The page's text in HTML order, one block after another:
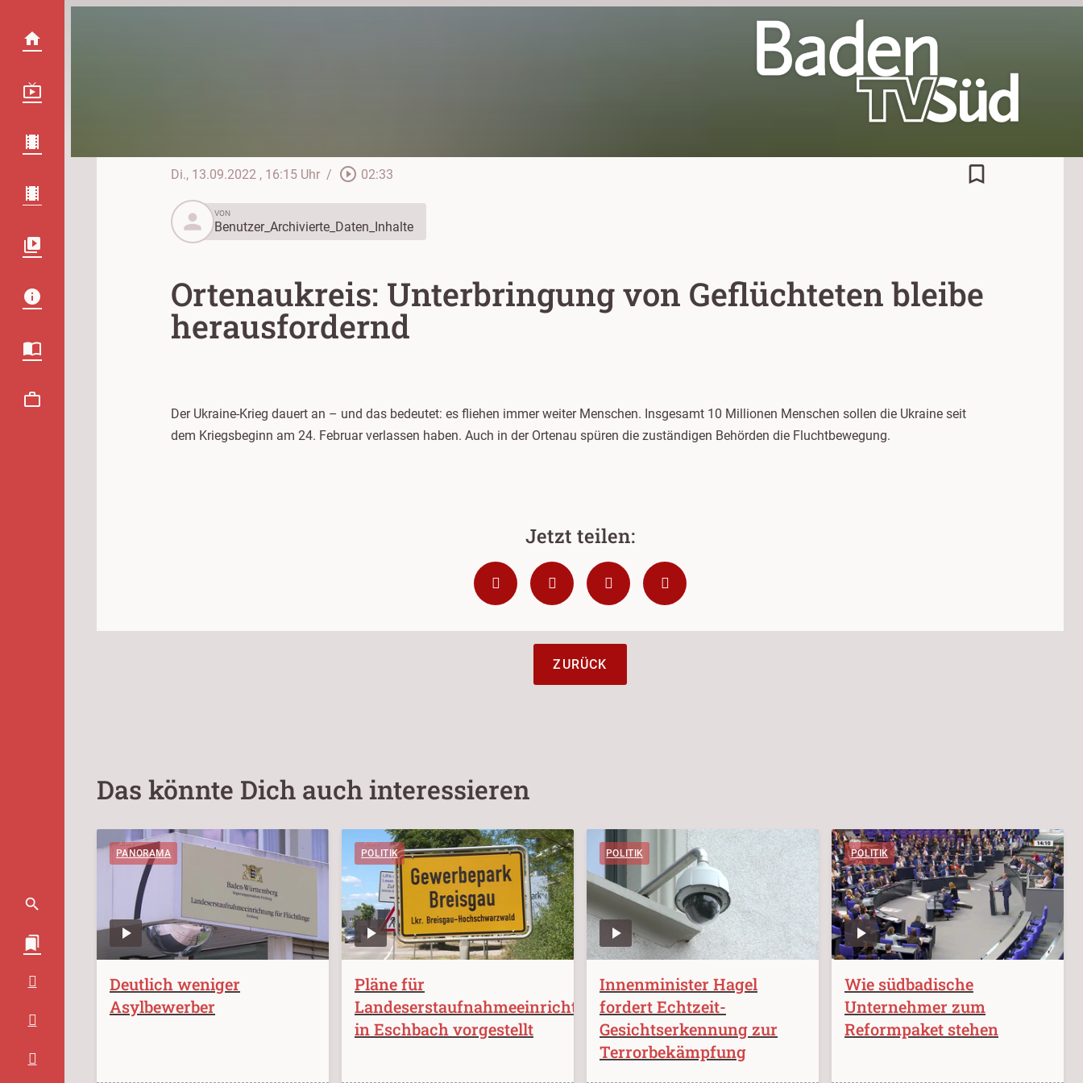
Di., 13.09.2022 , 16:15 Uhr / play_circle_outline 02:33
bookmark_border
person
VON
Benutzer_Archivierte_Daten_Inhalte
Ortenaukreis: Unterbringung von Geflüchteten bleibe
herausfordernd
Der Ukraine-Krieg dauert an – und das bedeutet: es fliehen immer weiter Menschen. Insgesamt 10 Millionen Menschen sollen die Ukraine seit
dem Kriegsbeginn am 24. Februar verlassen haben. Auch in der Ortenau spüren die zuständigen Behörden die Fluchtbewegung.
ZURÜCK
Das könnte Dich auch interessieren
PANORAMA
Deutlich weniger
Asylbewerber
POLITIK
Pläne für
Landeserstaufnahmeeinrichtung
in Eschbach vorgestellt
POLITIK
Innenminister Hagel
fordert Echtzeit-
Gesichtserkennung zur
Terrorbekämpfung
POLITIK
Wie südbadische
Unternehmer zum
Reformpaket stehen